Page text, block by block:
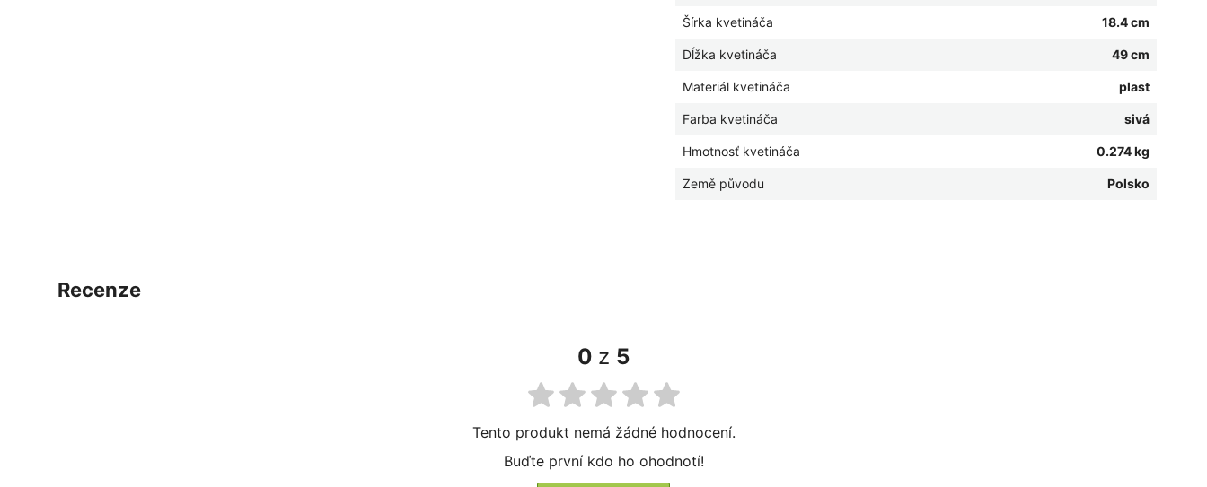
Šírka kvetináča 18.4 cm
Dĺžka kvetináča 49 cm
Materiál kvetináča plast
Farba kvetináča sivá
Hmotnosť kvetináča 0.274 kg
Země původu Polsko
recenze
0 z 5
Tento produkt nemá žádné hodnocení.
Buďte první kdo ho ohodnotí!